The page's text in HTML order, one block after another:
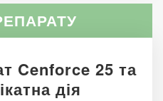
Cenforce 25 та
дія